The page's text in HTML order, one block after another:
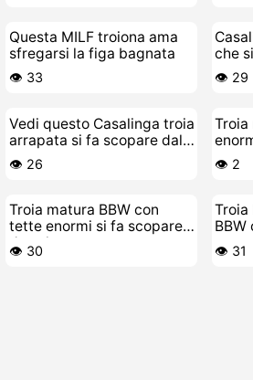
Questa MILF troiona ama
sfregarsi la figa bagnata
👁️ 33
che
di
👁️ 29
Vedi questo Casalinga troia
arrapata si fa scopare dal
suo stallone giovane
👁️ 26 👁️ 2
Troia matura BBW con
tette enormi si fa scopare
da sola
👁️ 30
BBW
una
👁️ 31